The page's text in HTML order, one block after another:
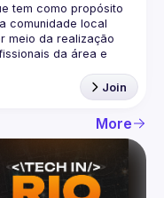
tem como propósito
comunidade local
meio da realização
da área e
Join
More